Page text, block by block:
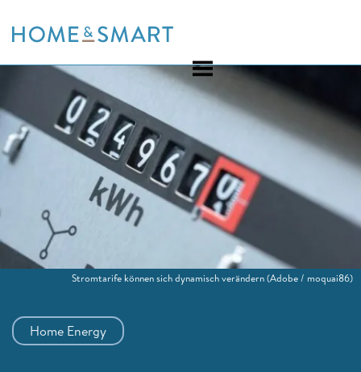
to
Home Energy
Stromtarife können sich dynamisch verändern(Adobe / moquai86)